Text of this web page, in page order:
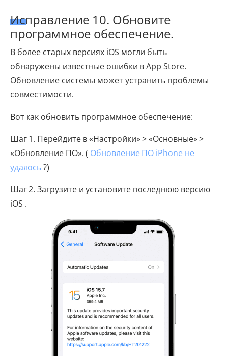
Исправление 10. Обновите
программное обеспечение.
В более старых версиях iOS могли быть
обнаружены известные ошибки в App Store.
Обновление системы может устранить проблемы
совместимости.
Вот как обновить программное обеспечение:
Шаг 1. Перейдите в «Настройки» > «Основные» >
«Обновление ПО». ( Обновление ПО iPhone не
удалось?)
Шаг 2. Загрузите и установите последнюю версию
iOS .